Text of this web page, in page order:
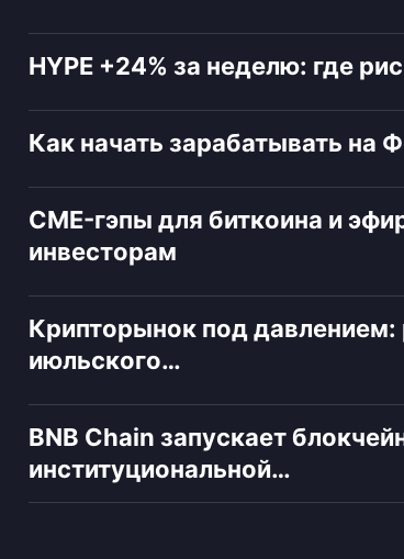
HYPE +24% за неделю: где
Как начать зарабатывать на
CME-гэпы для биткоина и
инвесторам
Крипторынок под давлением:
июльского…
BNB Chain запускает
институциональной…